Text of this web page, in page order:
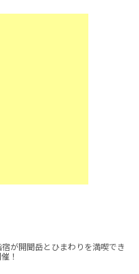
が開聞岳とひまわりを満喫でき
！